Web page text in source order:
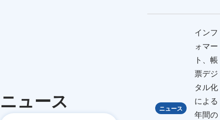
ニュース ニュース
インフ
ォマー
ト、帳
票デジ
タル化
による
年間の